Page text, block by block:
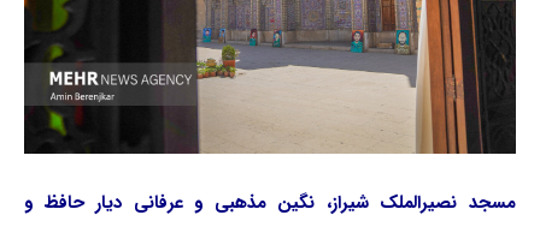
مسجد نصیرالملک شیراز، نگین مذهبی و عرفانی دیار حافظ و